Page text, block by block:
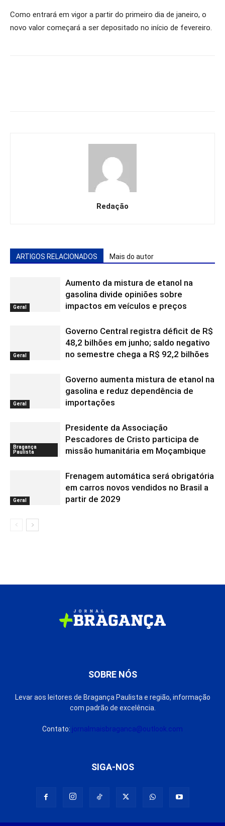
Como entrará em vigor a partir do primeiro dia de janeiro, o
novo valor começará a ser depositado no início de fevereiro.
Redação
ARTIGOS RELACIONADOS Mais do autor
Geral
Aumento da mistura de etanol na
gasolina divide opiniões sobre
impactos em veículos e preços
Geral
Governo Central registra déficit de R$
48,2 bilhões em junho; saldo negativo
no semestre chega a R$ 92,2 bilhões
Geral
Governo aumenta mistura de etanol na
gasolina e reduz dependência de
importações
Bragança
Paulista
Presidente da Associação
Pescadores de Cristo participa de
missão humanitária em Moçambique
Geral
Frenagem automática será obrigatória
em carros novos vendidos no Brasil a
partir de 2029
SOBRE NÓS
Levar aos leitores de Bragança Paulista e região, informação
com padrão de excelência.
Contato: jornalmaisbraganca@outlook.com
SIGA-NOS